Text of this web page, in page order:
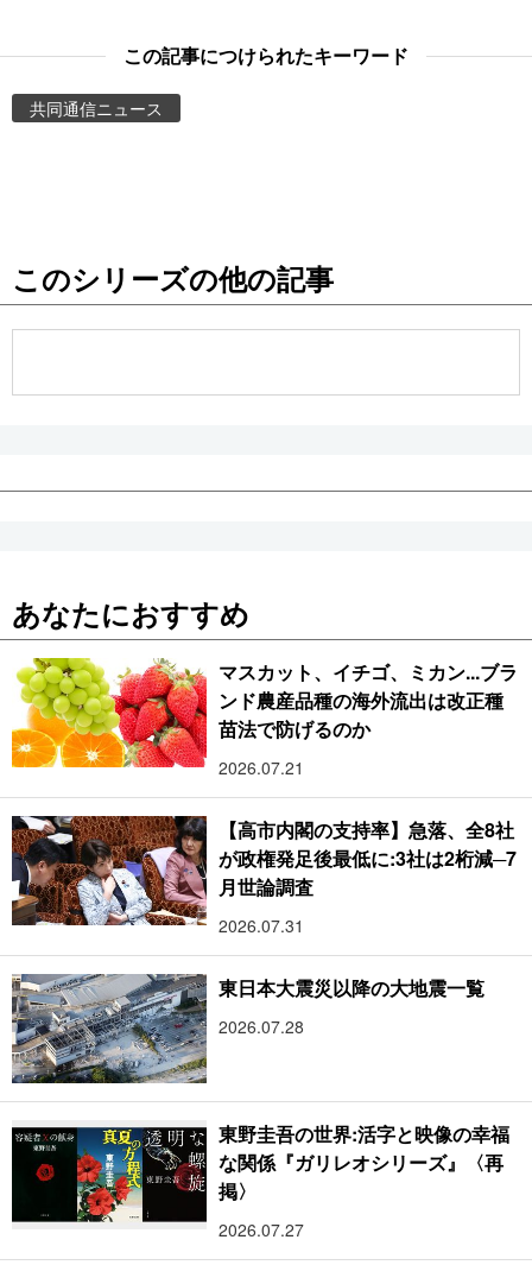
お知らせ
この記事につけられたキーワード
共同通信ニュース
このシリーズの他の記事
あなたにおすすめ
マスカット、イチゴ、ミカン...ブラ
ンド農産品種の海外流出は改正種
苗法で防げるのか
2026.07.21
【高市内閣の支持率】急落、全8社
が政権発足後最低に:3社は2桁減─7
月世論調査
2026.07.31
東日本大震災以降の大地震一覧
2026.07.28
東野圭吾の世界:活字と映像の幸福
な関係『ガリレオシリーズ』〈再
掲〉
2026.07.27